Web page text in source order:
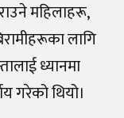
महिलाहरू,
लागि
ध्यानमा
गरेको थियो।